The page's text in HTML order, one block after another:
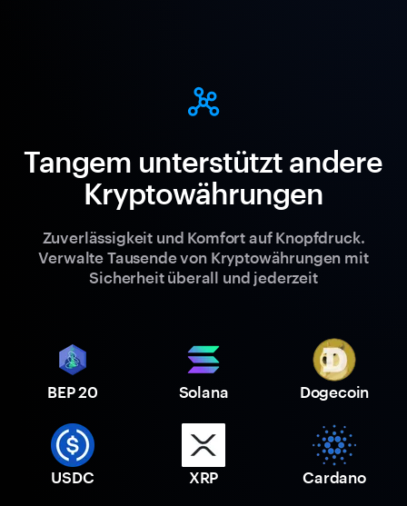
Tangem unterstützt andere
Kryptowährungen
Zuverlässigkeit und Komfort auf Knopfdruck.
Verwalte Tausende von Kryptowährungen mit
Sicherheit überall und jederzeit
BEP 20 Solana Dogecoin
USDC XRP Cardano